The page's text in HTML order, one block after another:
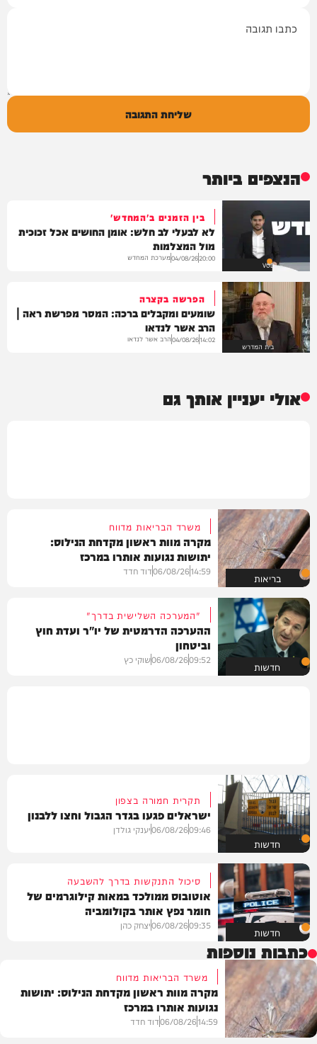
שליחת התגובה
הנצפים ביותר
VOD
בין הזמנים ב'המחדש'
לא לבעלי לב חלש: אומן החושים אכל זכוכית
מול המצלמות
20:00
04/08/26מערכת המחדש
בית המדרש
הפרשה בקצרה
שומעים ומקבלים ברכה: המסר מפרשת ראה |
הרב אשר לנדאו
14:02
04/08/26הרב אשר לנדאו
אולי יעניין אותך גם
בריאות
משרד הבריאות מדווח
מקרה מוות ראשון מקדחת הנילוס:
יתושות נגועות אותרו במרכז
14:59
06/08/26דוד חדד
חדשות
"המערכה השלישית בדרך"
ההערכה הדרמטית של יו"ר ועדת חוץ
וביטחון
09:52
06/08/26שוקי כץ
חדשות
תקרית חמורה בצפון
ישראלים פגעו בגדר הגבול וחצו ללבנון
09:46
06/08/26יענקי גולדן
חדשות
סיכול התנקשות בדרך להשבעה
אוטובוס ממולכד במאות קילוגרמים של
חומר נפץ אותר בקולומביה
09:35
06/08/26יצחק כהן
כתבות נוספות
משרד הבריאות מדווח
מקרה מוות ראשון מקדחת הנילוס: יתושות
נגועות אותרו במרכז
14:59
06/08/26דוד חדד